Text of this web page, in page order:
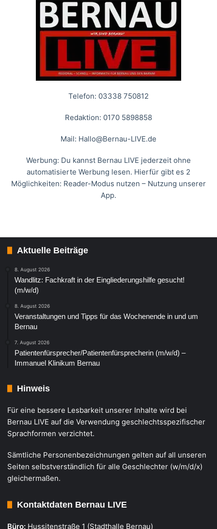
Telefon: 03338 750812
Redaktion: 0170 5898858
Mail: Hallo@Bernau-LIVE.de
Werbung: Du kannst Bernau LIVE jederzeit ohne
automatisierte Werbung lesen. Hierfür gibt es 2
Möglichkeiten: Reader-Modus nutzen – Nutzung unserer
App.
Aktuelle Beiträge
8. August 2026
Wandlitz: Fachkraft in der Eingliederungshilfe gesucht!
(m/w/d)
8. August 2026
Veranstaltungen und Tipps für das Wochenende in und um
Bernau
7. August 2026
Patientenfürsprecher/Patientenfürsprecherin (m/w/d) –
Immanuel Klinikum Bernau
Hinweis
Für eine bessere Lesbarkeit unserer Inhalte wird bei
Bernau LIVE auf die Verwendung geschlechtsspezifischer
Sprachformen verzichtet.
Sämtliche Personenbezeichnungen gelten auf all unseren
Seiten selbstverständlich für alle Geschlechter (w/m/d/x)
gleichermaßen.
Kontaktdaten Bernau LIVE
Büro: Hussitenstraße 1 (Stadthalle Bernau)